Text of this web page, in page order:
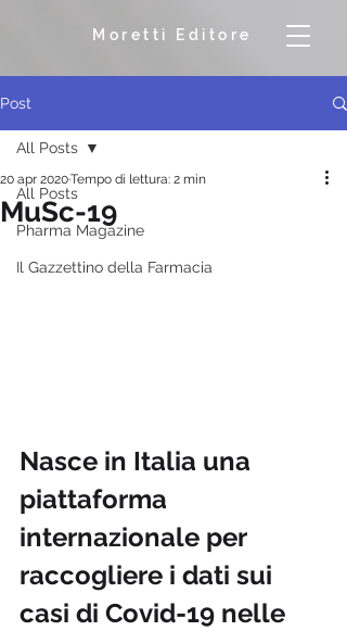
Moretti Editore
Post
All Posts
Pharma Magazine
Il Gazzettino della Farmacia
All Posts
MuSc-19
20 apr 2020Tempo di lettura: 2 min
Nasce in Italia una
piattaforma
internazionale per
raccogliere i dati sui
casi di Covid-19 nelle